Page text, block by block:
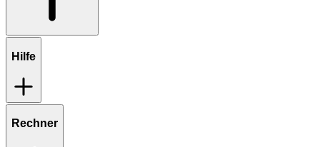
Hilfe
Rechner